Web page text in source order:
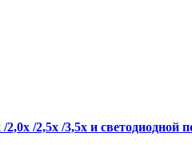
/2,5х /3,5х и светодиодной